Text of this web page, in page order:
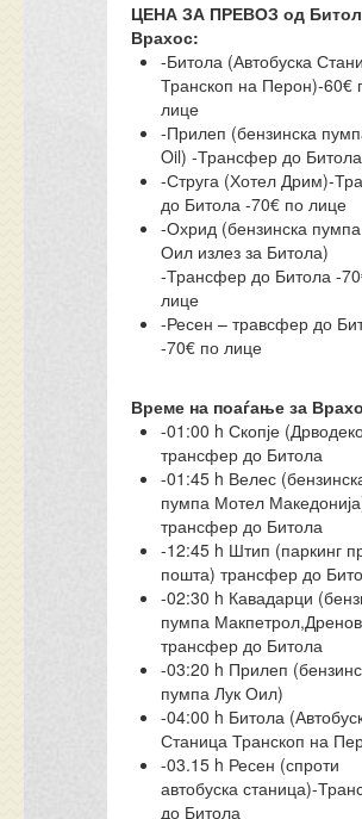
ЦЕНА ЗА ПРЕВОЗ од
Врахос:
-Битола (Автобуска
Транскоп на Перон)-60€
лице
-Прилеп (бензинска
Oil) -Трансфер до
-Струга (Хотел Дрим)-
до Битола -70€ по лице
-Охрид (бензинска
Оил излез за Битола)
-Трансфер до Битола -
лице
-Ресен – травсфер до
-70€ по лице
Време на поаѓање за
-01:00 h Скопје
трансфер до Битола
-01:45 h Велес
пумпа Мотел
трансфер до Битола
-12:45 h Штип (паркинг
пошта) трансфер до
-02:30 h Кавадарци
пумпа
трансфер до Битола
-03:20 h Прилеп
пумпа Лук Оил)
-04:00 h Битола
Станица Транскоп на
-03.15 h Ресен (спроти
автобуска станица)-
до Битола